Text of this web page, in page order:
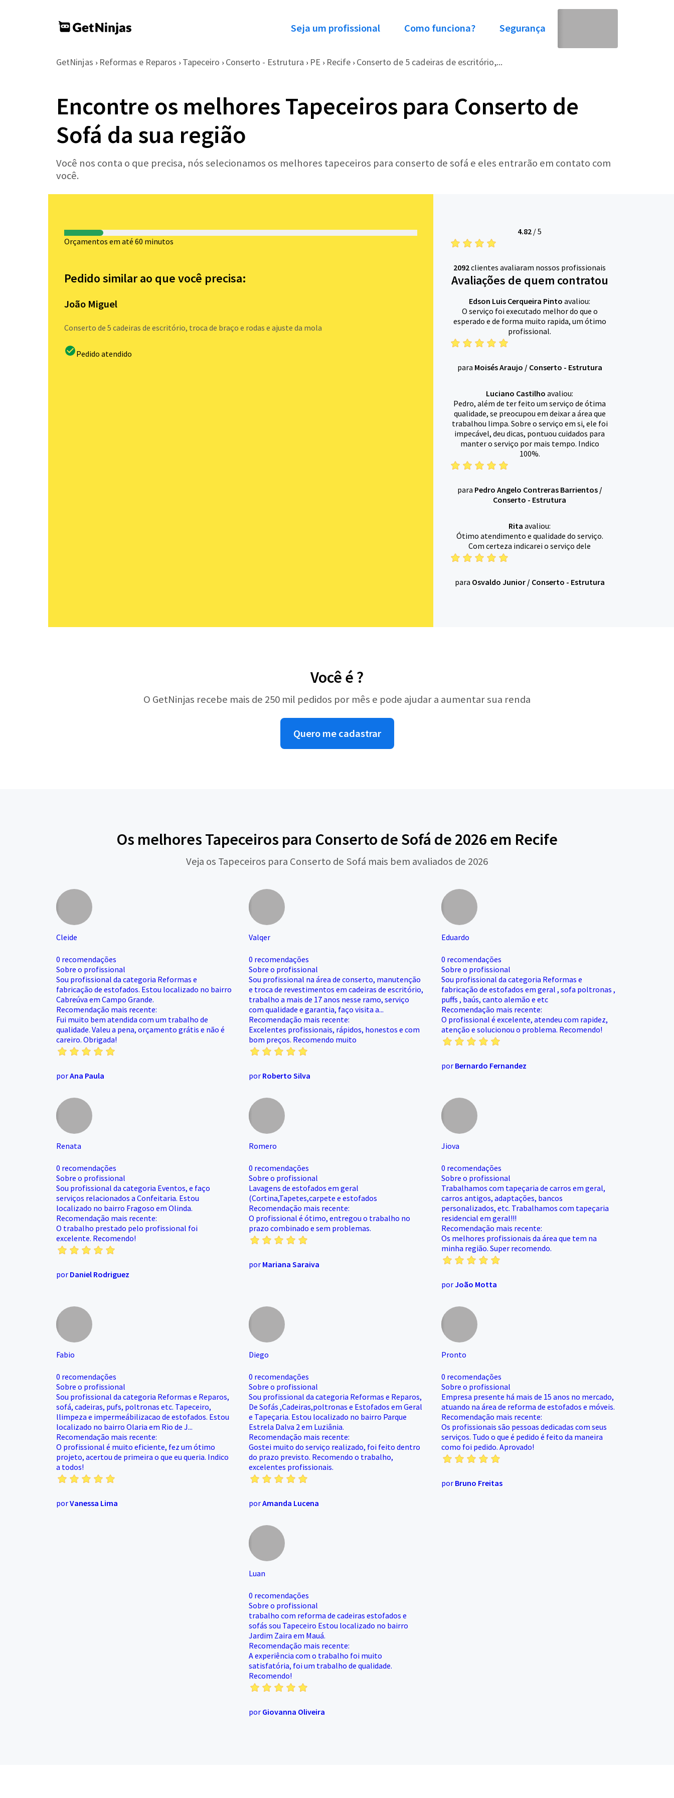
Seja um profissional Como funciona? Segurança
GetNinjas › Reformas e Reparos › Tapeceiro › Conserto - Estrutura › PE › Recife › Conserto de 5 cadeiras de escritório,...
Encontre os melhores Tapeceiros para Conserto de
Sofá da sua região
Você nos conta o que precisa, nós selecionamos os melhores tapeceiros para conserto de sofá e eles entrarão em contato com
você.
Orçamentos em até 60 minutos
Pedido similar ao que você precisa:
João Miguel
Conserto de 5 cadeiras de escritório, troca de braço e rodas e ajuste da mola
Pedido atendido
4.82 /5
2092clientes avaliaram nossos profissionais
Avaliações de quem contratou
Edson Luis Cerqueira Pinto avaliou:
O serviço foi executado melhor do que o
esperado e de forma muito rapida, um ótimo
profissional.
para Moisés Araujo / Conserto - Estrutura
Luciano Castilho avaliou:
Pedro, além de ter feito um serviço de ótima
qualidade, se preocupou em deixar a área que
trabalhou limpa. Sobre o serviço em si, ele foi
impecável, deu dicas, pontuou cuidados para
manter o serviço por mais tempo. Indico
100%.
para Pedro Angelo Contreras Barrientos/
Conserto - Estrutura
Rita avaliou:
Ótimo atendimento e qualidade do serviço.
Com certeza indicarei o serviço dele
para Osvaldo Junior/ Conserto - Estrutura
Você é ?
O GetNinjas recebe mais de 250 mil pedidos por mês e pode ajudar a aumentar sua renda
Quero me cadastrar
Os melhores Tapeceiros para Conserto de Sofá de 2026 em Recife
Veja os Tapeceiros para Conserto de Sofá mais bem avaliados de 2026
Cleide
0 recomendações
Sobre o profissional
Sou profissional da categoria Reformas e
fabricação de estofados. Estou localizado no bairro
Cabreúva em Campo Grande.
Recomendação mais recente:
Fui muito bem atendida com um trabalho de
qualidade. Valeu a pena, orçamento grátis e não é
careiro. Obrigada!
porAna Paula
Valqer
0 recomendações
Sobre o profissional
Sou profissional na área de conserto, manutenção
e troca de revestimentos em cadeiras de escritório,
trabalho a mais de 17 anos nesse ramo, serviço
com qualidade e garantia, faço visita a...
Recomendação mais recente:
Excelentes profissionais, rápidos, honestos e com
bom preços. Recomendo muito
por Roberto Silva
Eduardo
0 recomendações
Sobre o profissional
Sou profissional da categoria Reformas e
fabricação de estofados em geral , sofa poltronas ,
puffs , baús, canto alemão e etc
Recomendação mais recente:
O profissional é excelente, atendeu com rapidez,
atenção e solucionou o problema. Recomendo!
por Bernardo Fernandez
Renata
0 recomendações
Sobre o profissional
Sou profissional da categoria Eventos, e faço
serviços relacionados a Confeitaria. Estou
localizado no bairro Fragoso em Olinda.
Recomendação mais recente:
O trabalho prestado pelo profissional foi
excelente. Recomendo!
por Daniel Rodriguez
Romero
0 recomendações
Sobre o profissional
Lavagens de estofados em geral
(Cortina,Tapetes,carpete e estofados
Recomendação mais recente:
O profissional é ótimo, entregou o trabalho no
prazo combinado e sem problemas.
por Mariana Saraiva
Jiova
0 recomendações
Sobre o profissional
Trabalhamos com tapeçaria de carros em geral,
carros antigos, adaptações, bancos
personalizados, etc. Trabalhamos com tapeçaria
residencial em geral!!!
Recomendação mais recente:
Os melhores profissionais da área que tem na
minha região. Super recomendo.
porJoão Motta
Fabio
0 recomendações
Sobre o profissional
Sou profissional da categoria Reformas e Reparos,
sofá, cadeiras, pufs, poltronas etc. Tapeceiro,
llimpeza e impermeábilizacao de estofados. Estou
localizado no bairro Olaria em Rio de J...
Recomendação mais recente:
O profissional é muito eficiente, fez um ótimo
projeto, acertou de primeira o que eu queria. Indico
a todos!
porVanessa Lima
Diego
0 recomendações
Sobre o profissional
Sou profissional da categoria Reformas e Reparos,
De Sofás ,Cadeiras,poltronas e Estofados em Geral
e Tapeçaria. Estou localizado no bairro Parque
Estrela Dalva 2 em Luziânia.
Recomendação mais recente:
Gostei muito do serviço realizado, foi feito dentro
do prazo previsto. Recomendo o trabalho,
excelentes profissionais.
porAmanda Lucena
Pronto
0 recomendações
Sobre o profissional
Empresa presente há mais de 15 anos no mercado,
atuando na área de reforma de estofados e móveis.
Recomendação mais recente:
Os profissionais são pessoas dedicadas com seus
serviços. Tudo o que é pedido é feito da maneira
como foi pedido. Aprovado!
por Bruno Freitas
Luan
0 recomendações
Sobre o profissional
trabalho com reforma de cadeiras estofados e
sofás sou Tapeceiro Estou localizado no bairro
Jardim Zaira em Mauá.
Recomendação mais recente:
A experiência com o trabalho foi muito
satisfatória, foi um trabalho de qualidade.
Recomendo!
por Giovanna Oliveira